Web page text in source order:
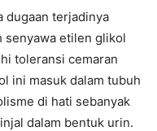
dugaan terjadinya
senyawa etilen glikol
toleransi cemaran
ini masuk dalam tubuh
di hati sebanyak
dalam bentuk urin.